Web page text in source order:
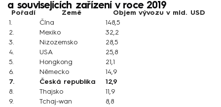
a souvisejících zařízení v roce 2019
Pořadí Země
Objem vývozu v mld. USD
1.
Čína
148,5
2.
Mexiko
32,2
3.
Nizozemsko
28,5
4.
USA
25,8
5.
Hongkong
21,1
6.
Německo
14,9
7.
Česká republika
12,9
8.
Thajsko
11,9
9.
Tchaj-wan
8,8